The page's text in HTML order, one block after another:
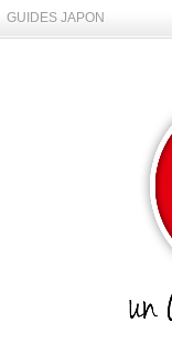
GUIDES JAPON